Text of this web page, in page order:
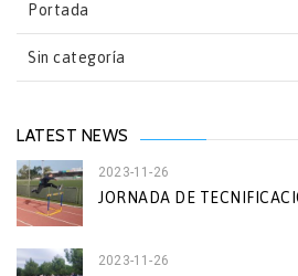
Portada
Sin categoría
LATEST NEWS
2023-11-26
JORNADA DE
2023-11-26